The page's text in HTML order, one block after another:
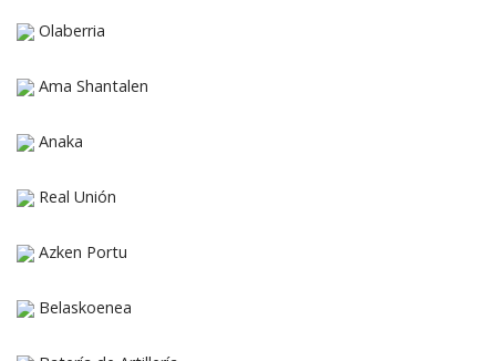
Olaberria
Ama Shantalen
Anaka
Real Unión
Azken Portu
Belaskoenea